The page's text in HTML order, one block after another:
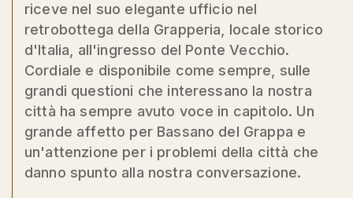
riceve nel suo elegante ufficio nel
retrobottega della Grapperia, locale storico
d'Italia, all'ingresso del Ponte Vecchio.
Cordiale e disponibile come sempre, sulle
grandi questioni che interessano la nostra
città ha sempre avuto voce in capitolo. Un
grande affetto per Bassano del Grappa e
un'attenzione per i problemi della città che
danno spunto alla nostra conversazione.